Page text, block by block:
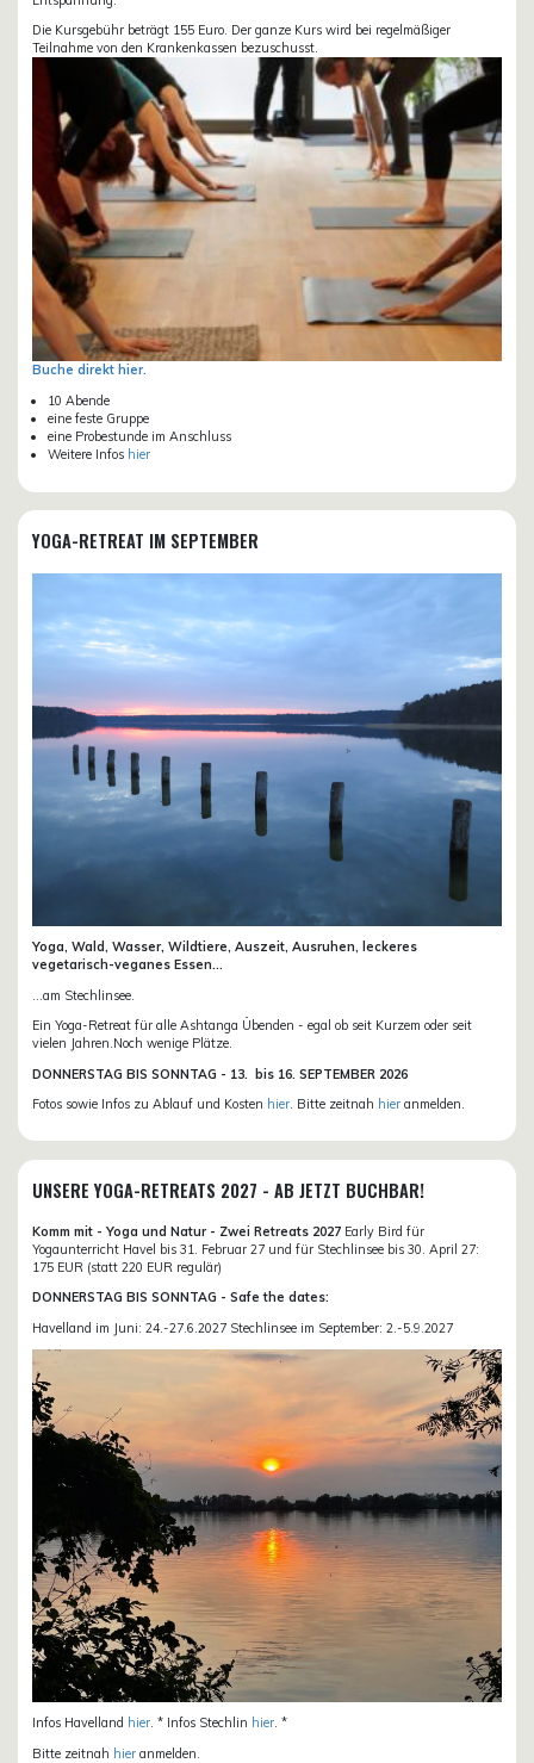
Die Kursgebühr beträgt 155 Euro. Der ganze Kurs wird bei regelmäßiger
Teilnahme von den Krankenkassen bezuschusst.
Buche direkt hier.
10 Abende
eine feste Gruppe
eine Probestunde im Anschluss
Weitere Infos hier
YOGA-RETREAT IM SEPTEMBER
Yoga, Wald, Wasser, Wildtiere, Auszeit, Ausruhen, leckeres
vegetarisch-veganes Essen...
...am Stechlinsee.
Ein Yoga-Retreat für alle Ashtanga Übenden - egal ob seit Kurzem oder seit
vielen Jahren.Noch wenige Plätze.
DONNERSTAG BIS SONNTAG - 13. bis 16. SEPTEMBER 2026
Fotos sowie Infos zu Ablauf und Kosten hier. Bitte zeitnah hier anmelden.
UNSERE YOGA-RETREATS 2027 - AB JETZT BUCHBAR!
Komm mit - Yoga und Natur - Zwei Retreats 2027 Early Bird für
Yogaunterricht Havel bis 31. Februar 27 und für Stechlinsee bis 30. April 27:
175 EUR (statt 220 EUR regulär)
DONNERSTAG BIS SONNTAG - Safe the dates:
Havelland im Juni: 24.-27.6.2027 Stechlinsee im September: 2.-5.9.2027
Infos Havelland hier. * Infos Stechlin hier. *
Bitte zeitnah hier anmelden.